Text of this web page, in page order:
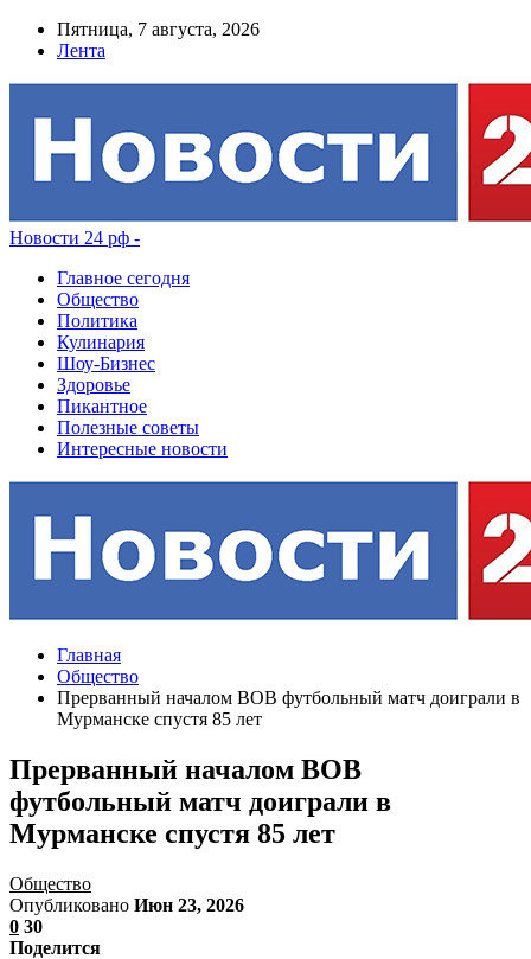
Пятница, 7 августа, 2026
Лента
Новости 24 рф -
Главное сегодня
Общество
Политика
Кулинария
Шоу-Бизнес
Здоровье
Пикантное
Полезные советы
Интересные новости
Главная
Общество
Прерванный началом ВОВ футбольный матч доиграли в
Мурманске спустя 85 лет
Прерванный началом ВОВ
футбольный матч доиграли в
Мурманске спустя 85 лет
Общество
Опубликовано Июн 23, 2026
0 30
Поделится